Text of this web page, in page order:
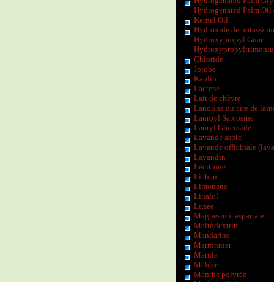
Hydrogenated Palm Oil
Kernel Oil
Hydroxide de potassium
Hydroxypropyl Guar
Chloride
Jojoba
Kaolin
Lactose
Lait de chèvre
Lanoline ou cire de
Lauroyl Sarcosine
Lauryl Glucoside
Lavande aspic
Lavande officinale
Lavandin
Lécithine
Lichen
Limonene
Linalol
Litsée
Magnesium aspartate
Maltodextrin
Mandarine
Marronnier
Marula
Mélèze
Menthe poivrée